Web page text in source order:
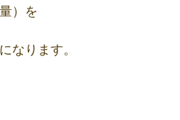
）を
なります。